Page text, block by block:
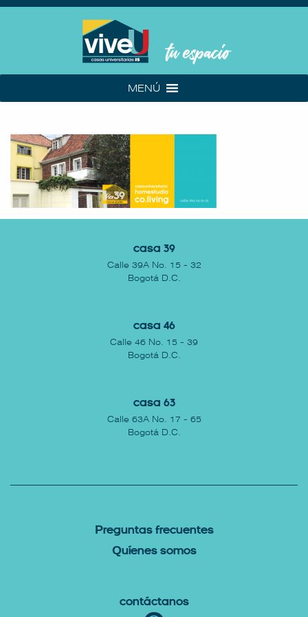
MENÚ
Casa 39
Calle 39A No. 15 - 32
Bogotá D.C.
Casa 46
Calle 46 No. 15 - 39
Bogotá D.C.
Casa 63
Calle 63A No. 17 - 65
Bogotá D.C.
Preguntas Frecuentes
Quíenes somos
Contáctanos